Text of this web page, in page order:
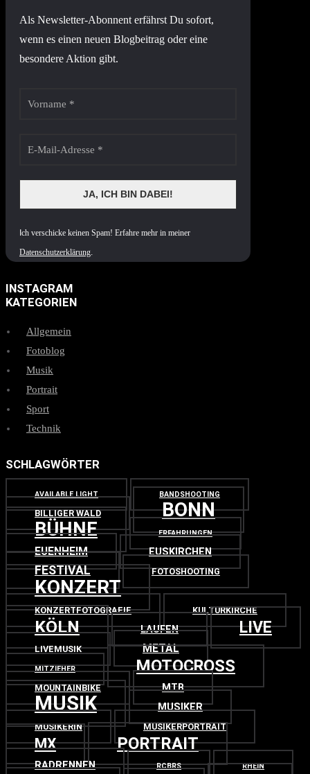
Als Newsletter-Abonnent erfährst Du sofort,
wenn es einen neuen Blogbeitrag oder eine
besondere Aktion gibt.
ch verschicke keinen Spam! Erfahre mehr in meiner
Datenschutzerklärung.
INSTAGRAM
KATEGORIEN
Allgemein
Fotoblog
Musik
Portrait
Sport
Technik
SCHLAGWÖRTER
AVAILABLE LIGHT BANDSHOOTING
BILLIGER WALD BONN
BÜHNE ERFAHRUNGEN
EUENHEIM EUSKIRCHEN
FESTIVAL FOTOSHOOTING
KONZERT
KONZERTFOTOGRAFIE KULTURKIRCHE
KÖLN LAUFEN LIVE
LIVEMUSIK METAL
MITZIEHER MOTOCROSS
MOUNTAINBIKE MTB
MUSIK MUSIKER
MUSIKERIN MUSIKERPORTRAIT
MX PORTRAIT
RADRENNEN RCBRS RHEIN